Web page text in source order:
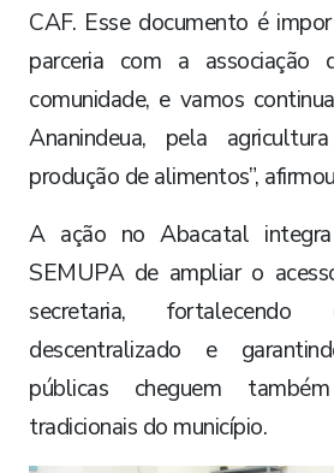
CAF. Esse documento é
parceria com a associação
comunidade, e vamos
Ananindeua, pela
produção de alimentos”,
A ação no Abacatal
SEMUPA de ampliar o
secretaria, fortalecendo
descentralizado e
públicas cheguem
tradicionais do município.